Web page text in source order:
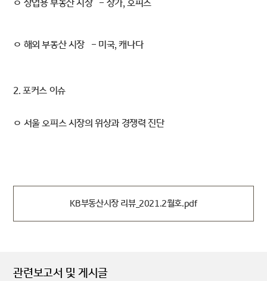
ㅇ 상업용 부동산 시장 - 상가, 오피스
ㅇ 해외 부동산 시장 - 미국, 캐나다
2. 포커스 이슈
ㅇ 서울 오피스 시장의 위상과 경쟁력 진단
KB부동산시장 리뷰_2021.2월호.pdf
관련보고서 및 게시글